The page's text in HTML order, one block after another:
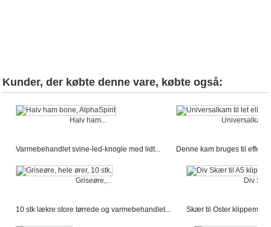
Kunder, der købte denne vare, købte også:
Halv ham...
Varmebehandlet svine-led-knogle med lidt... Denne kam bruges til
Griseøre,...
10 stk lækre store tørrede og varmebehandlet...
Div
Skær til Oster